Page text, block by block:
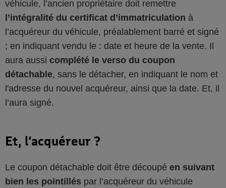
véhicule, l’ancien propriétaire doit remettre
l’intégralité du certificat d’immatriculation à
l’acquéreur du véhicule, préalablement barré et signé
; en indiquant vendu le : date et heure de la vente. Il
aura aussi complété le verso du coupon
détachable, sans le détacher, en indiquant le nom et
l'adresse du nouvel acquéreur, ainsi que la date. Et, il
l’aura signé.
Et, l’acquéreur ?
Le coupon détachable doit être découpé en suivant
bien les pointillés par l’acquéreur du véhicule